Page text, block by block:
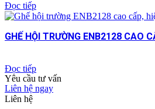
Đọc tiếp
GHẾ HỘI TRƯỜNG ENB2128 CAO
Đọc tiếp
Yêu cầu tư vấn
Liên hệ ngay
Liên hệ